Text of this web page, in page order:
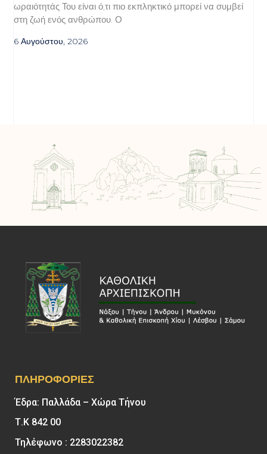
ωραιότητάς Του είναι ό,τι πιο εκπληκτικό μπορεί να συμβεί
στη ζωή ενός ανθρώπου. Ο
6 Αυγούστου, 2026
ΠΛΗΡΟΦΟΡΊΕΣ
Έδρα: Παλλάδα – Χώρα Τήνου
Τ.Κ 842 00
Τηλέφωνο : 2283022382